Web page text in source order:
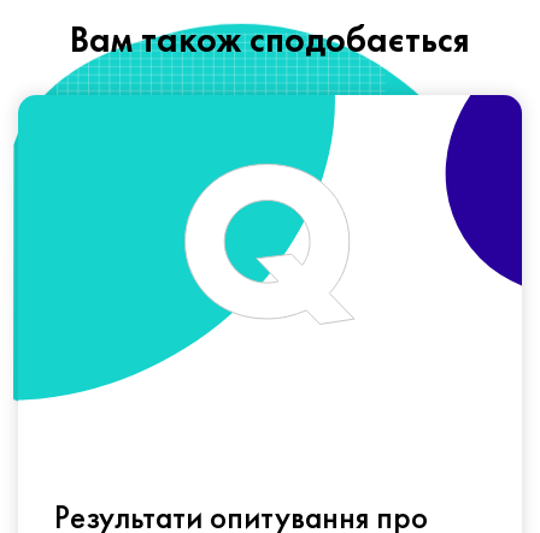
Вам також сподобається
Результати опитування про